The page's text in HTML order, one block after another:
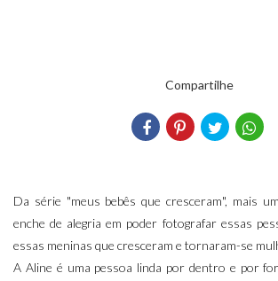
Compartilhe
Da série "meus bebês que cresceram", mais
enche de alegria em poder fotografar essas
essas meninas que cresceram e tornaram-se
A Aline é uma pessoa linda por dentro e por